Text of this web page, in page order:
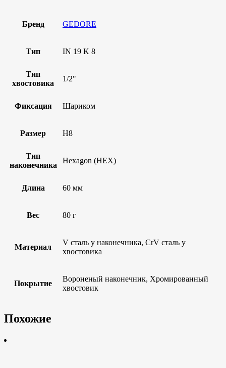
Бренд GEDORE
Тип IN 19 K 8
Тип
хвостовика
1/2"
Фиксация Шариком
Размер H8
Тип
наконечника
Hexagon (HEX)
Длина 60 мм
Вес 80 г
Материал
V сталь у наконечника, CrV сталь у
хвостовика
Покрытие
Вороненый наконечник, Хромированный
хвостовик
Похожие